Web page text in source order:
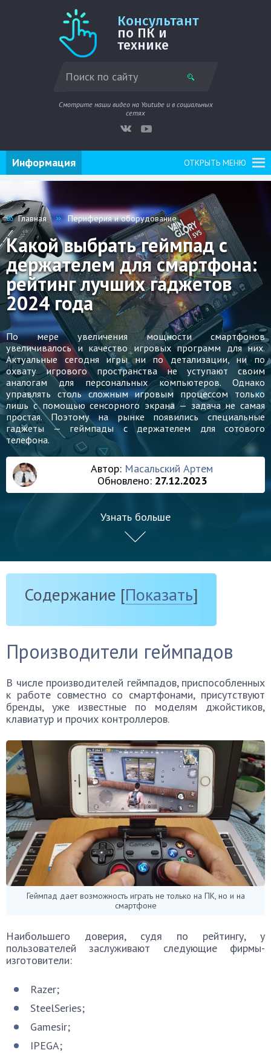
Консультант
по ПК и
технике
Смотрите наши видео на Youtube и в социальных
сетях
ОТКРЫТЬ МЕНЮ
Информация
Главная Периферия и оборудование
Какой выбрать геймпад с
держателем для смартфона:
рейтинг лучших гаджетов
2024 года
По мере увеличения мощности смартфонов
увеличивалось и качество игровых программ для них.
Актуальные сегодня игры ни по детализации, ни по
охвату игрового пространства не уступают своим
аналогам для персональных компьютеров. Однако
управлять столь сложным игровым процессом только
лишь с помощью сенсорного экрана — задача не самая
простая. Поэтому на рынке появились специальные
гаджеты — геймпады с держателем для сотового
телефона.
Автор: Масальский Артем
Обновлено: 27.12.2023
Узнать больше
Содержание [Показать]
Производители геймпадов
В числе производителей геймпадов, приспособленных
к работе совместно со смартфонами, присутствуют
бренды, уже известные по моделям джойстиков,
клавиатур и прочих контроллеров.
Геймпад дает возможность играть не только на ПК, но и на
смартфоне
Наибольшего доверия, судя по рейтингу, у
пользователей заслуживают следующие фирмы-
изготовители:
Razer;
SteelSeries;
Gamesir;
IPEGA;